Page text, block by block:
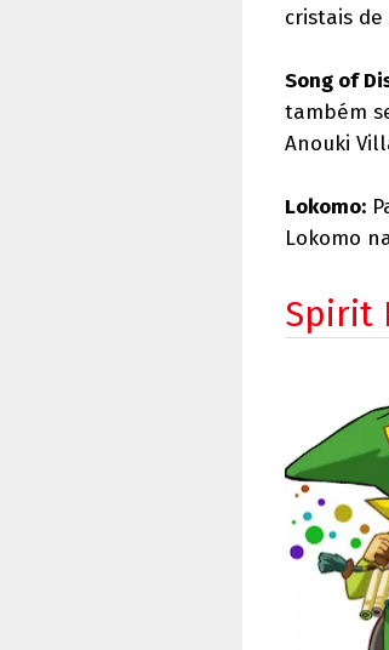
cristais
Song of
também
Anouki
Lokomo:
Lokomo
Spirit